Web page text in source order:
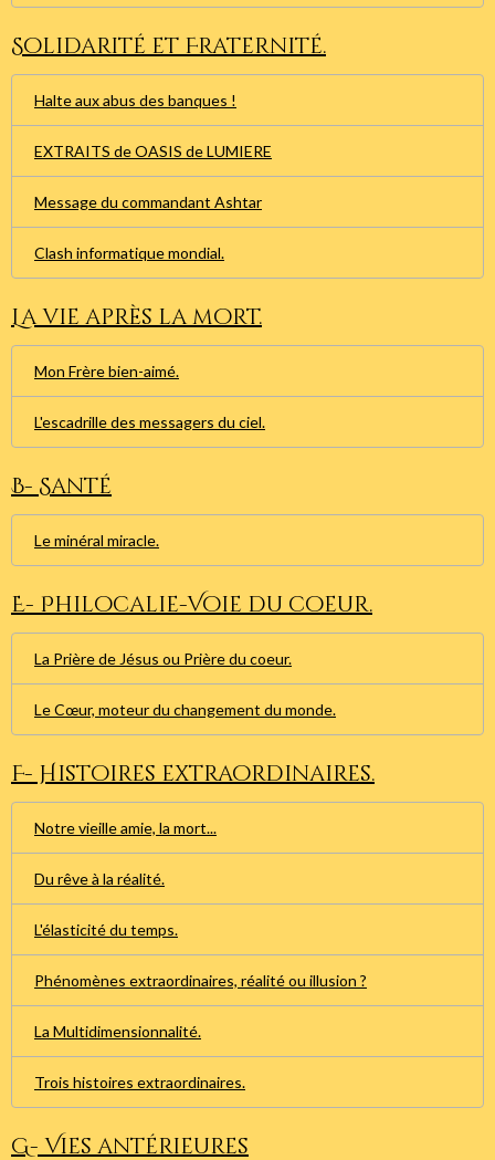
Solidarité et Fraternité.
Halte aux abus des banques !
EXTRAITS de OASIS de LUMIERE
Message du commandant Ashtar
Clash informatique mondial.
La vie après la mort.
Mon Frère bien-aimé.
L'escadrille des messagers du ciel.
B- Santé
Le minéral miracle.
E- Philocalie-Voie du coeur.
La Prière de Jésus ou Prière du coeur.
Le Cœur, moteur du changement du monde.
F- Histoires extraordinaires.
Notre vieille amie, la mort...
Du rêve à la réalité.
L'élasticité du temps.
Phénomènes extraordinaires, réalité ou illusion ?
La Multidimensionnalité.
Trois histoires extraordinaires.
G- Vies antérieures